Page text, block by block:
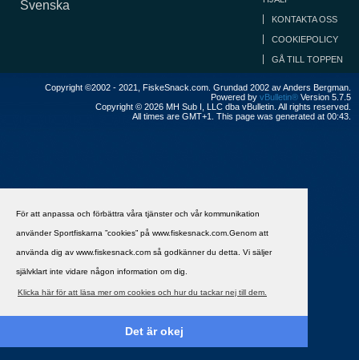
För att anpassa och förbättra våra tjänster och vår kommunikation
använder Sportfiskarna ”cookies” på www.fiskesnack.com.Genom att
använda dig av www.fiskesnack.com så godkänner du detta. Vi säljer
självklart inte vidare någon information om dig.
Klicka här för att läsa mer om cookies och hur du tackar nej till dem.
Det är okej
Svenska
KONTAKTA OSS
COOKIEPOLICY
GÅ TILL TOPPEN
Copyright ©2002 - 2021, FiskeSnack.com. Grundad 2002 av Anders Bergman.
Powered by vBulletin® Version 5.7.5
Copyright © 2026 MH Sub I, LLC dba vBulletin. All rights reserved.
All times are GMT+1. This page was generated at 00:43.